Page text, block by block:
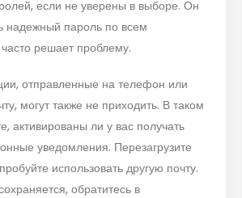
если не уверены в выборе. Он
надежный пароль по всем
решает проблему.
отправленные на телефон или
могут также не приходить. В таком
активированы ли у вас получать
уведомления. Перезагрузите
использовать другую почту.
обратитесь в